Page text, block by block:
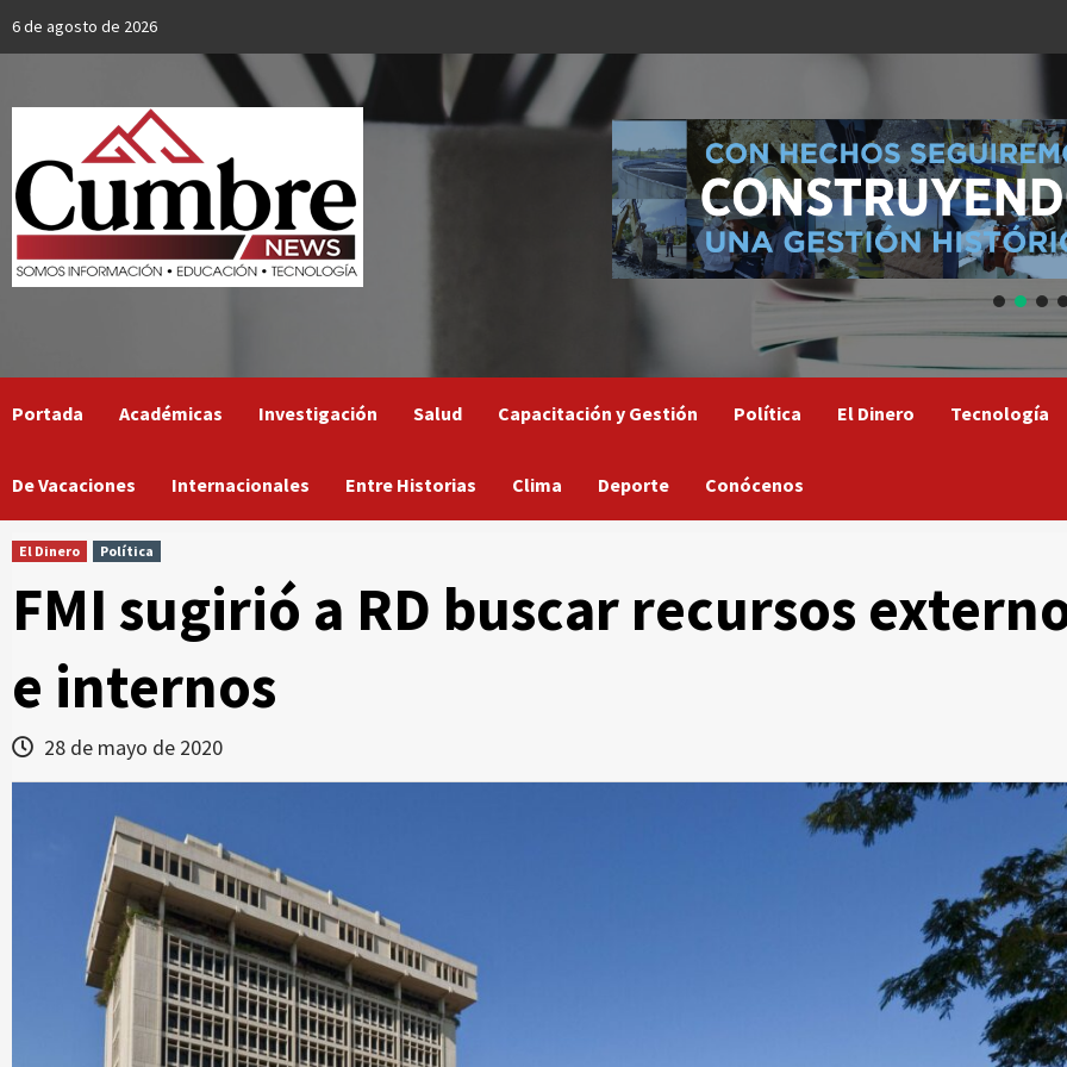
6 de agosto de 2026
Portada Académicas Investigación Salud Capacitación y Gestión Política El Dinero Tecnología
De Vacaciones Internacionales Entre Historias Clima Deporte Conócenos
El Dinero Política
FMI sugirió a RD buscar recursos
e internos
28 de mayo de 2020